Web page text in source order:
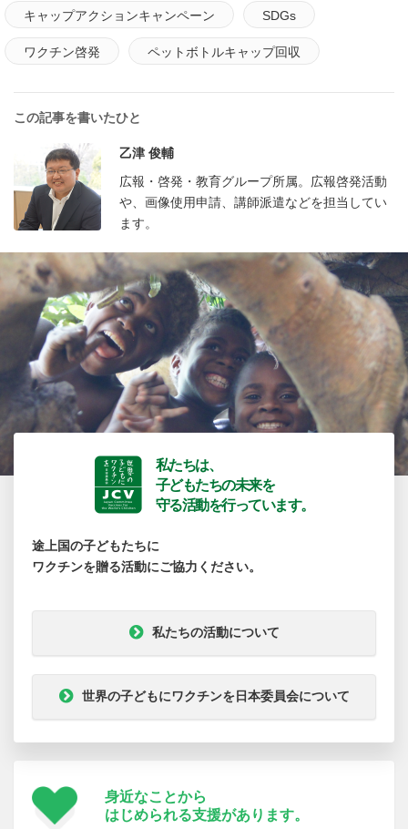
キャップアクションキャンペーン SDGs
ワクチン啓発 ペットボトルキャップ回収
この記事を書いたひと
乙津 俊輔
広報・啓発・教育グループ所属。広報啓発活動
や、画像使用申請、講師派遣などを担当してい
ます。
私たちは、
子どもたちの未来を
守る活動を行っています。
途上国の子どもたちに
ワクチンを贈る活動にご協力ください。
私たちの活動について
世界の子どもにワクチンを日本委員会について
身近なことから
はじめられる支援があります。